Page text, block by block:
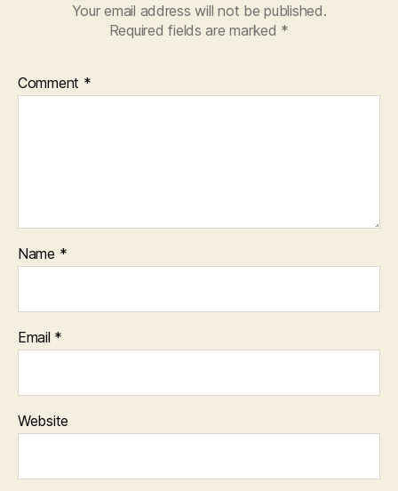
Your email address will not be published.
Required fields are marked *
Comment *
Name *
Email *
Website